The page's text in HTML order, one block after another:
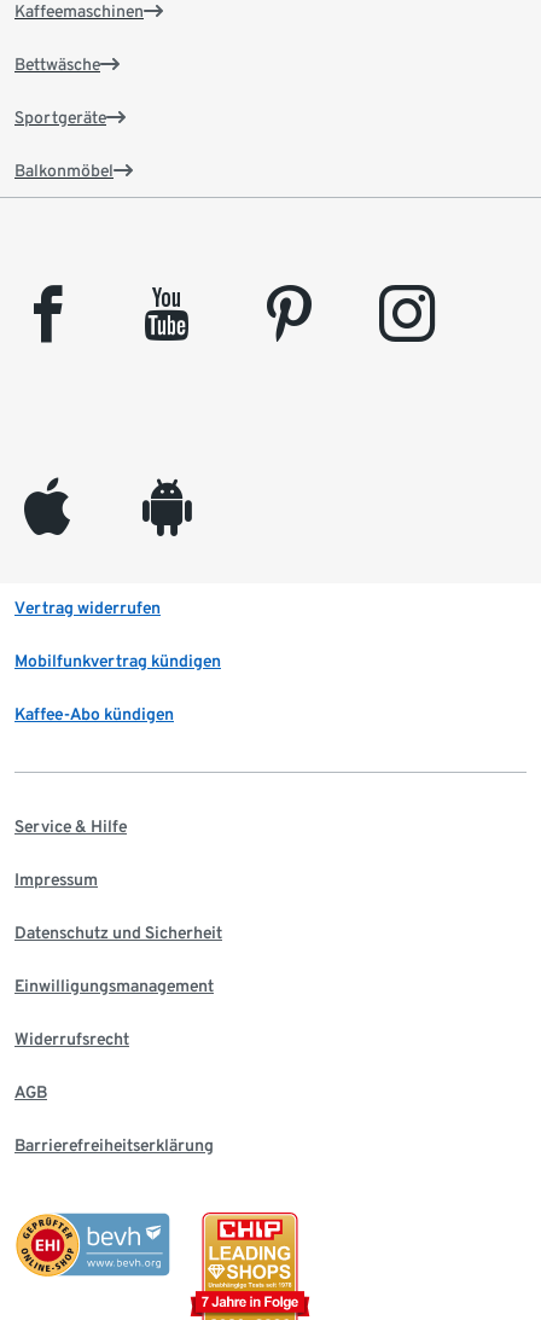
Kaffeemaschinen
Bettwäsche
Sportgeräte
Balkonmöbel
facebook youtube pinterest instagram
appleinc android
Vertrag widerrufen
Mobilfunkvertrag kündigen
Kaffee-Abo kündigen
Service & Hilfe
Impressum
Datenschutz und Sicherheit
Einwilligungsmanagement
Widerrufsrecht
AGB
Barrierefreiheitserklärung